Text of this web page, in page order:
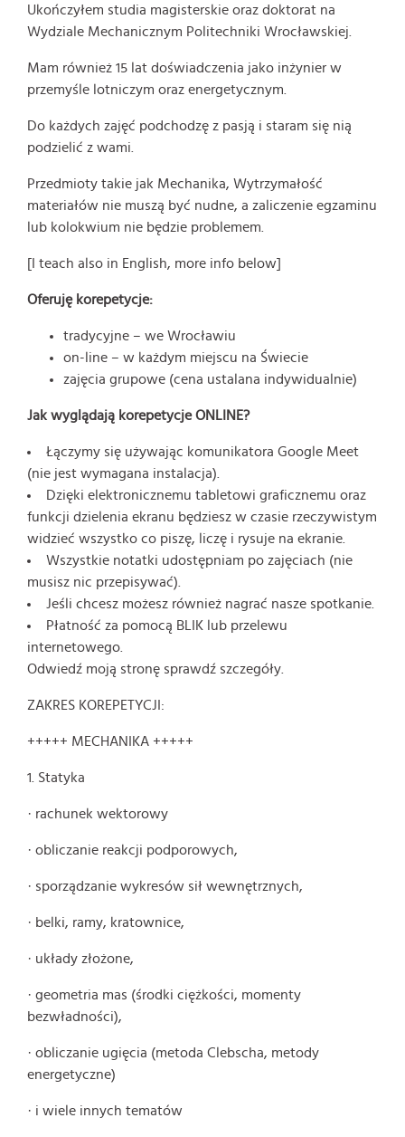
Ukończyłem studia magisterskie oraz doktorat na
Wydziale Mechanicznym Politechniki Wrocławskiej.
Mam również 15 lat doświadczenia jako inżynier w
przemyśle lotniczym oraz energetycznym.
Do każdych zajęć podchodzę z pasją i staram się nią
podzielić z wami.
Przedmioty takie jak Mechanika, Wytrzymałość
materiałów nie muszą być nudne, a zaliczenie egzaminu
lub kolokwium nie będzie problemem.
[I teach also in English, more info below]
Oferuję korepetycje:
tradycyjne – we Wrocławiu
on-line – w każdym miejscu na Świecie
zajęcia grupowe (cena ustalana indywidualnie)
Jak wyglądają korepetycje ONLINE?
Łączymy się używając komunikatora Google Meet
(nie jest wymagana instalacja).
Dzięki elektronicznemu tabletowi graficznemu oraz
funkcji dzielenia ekranu będziesz w czasie rzeczywistym
widzieć wszystko co piszę, liczę i rysuje na ekranie.
Wszystkie notatki udostępniam po zajęciach (nie
musisz nic przepisywać).
Jeśli chcesz możesz również nagrać nasze spotkanie.
Płatność za pomocą BLIK lub przelewu
internetowego.
Odwiedź moją stronę sprawdź szczegóły.
ZAKRES KOREPETYCJI:
+++++ MECHANIKA +++++
1. Statyka
· rachunek wektorowy
· obliczanie reakcji podporowych,
· sporządzanie wykresów sił wewnętrznych,
· belki, ramy, kratownice,
· układy złożone,
· geometria mas (środki ciężkości, momenty
bezwładności),
· obliczanie ugięcia (metoda Clebscha, metody
energetyczne)
· i wiele innych tematów